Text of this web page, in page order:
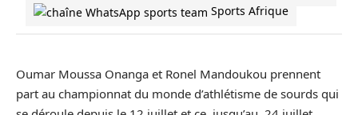
Sports Afrique
Oumar Moussa Onanga et Ronel Mandoukou prennent
part au championnat du monde d’athlétisme de sourds qui